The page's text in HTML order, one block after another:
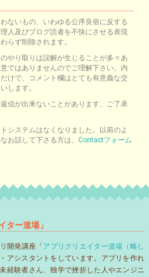
ないもの、いわゆる公序良俗に反する
人及びブログ読者を不快にさせる表現
らず削除されます。
やり取りは誤解が生じることが多々あ
ではありませんのでご理解下さい。内
けで、コメント欄はとても有意義な交
します。
信が出来ないことがあります、ご了承
システムはなくなりました。以前のよ
お話して下さる方は、 Contactフォーム
ター道場」
開発講座「 アプリクリエイター道場（略し
アシスタントをしています。アプリを作れ
経験者さん、独学で挫折した人やエンジニ